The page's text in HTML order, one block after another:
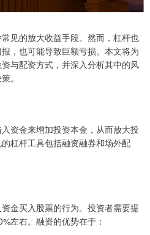
见的放大收益手段。然而，杠杆也
，也可能导致巨额亏损。本文将为
与配资方式，并深入分析其中的风
。
资金来增加投资本金，从而放大投
杠杆工具包括融资融券和场外配
金买入股票的行为。投资者需要提
左右。融资的优势在于：